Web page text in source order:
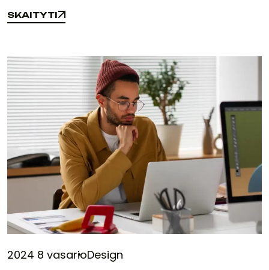
SKAITYTI
SKAITYTI
2024 8 vasarioDesign